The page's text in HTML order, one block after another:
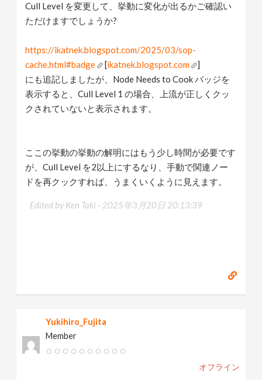
Cull Level を変更して、挙動に変化が出るかご確認い
ただけますでしょうか?
https://ikatnek.blogspot.com/2025/03/sop-
cache.html#badge
[ikatnek.blogspot.com
]
にも追記しましたが、Node Needs to Cook バッジを
表示すると、Cull Level 1 の場合、上流が正しくクッ
クされていないと表示されます。
ここの挙動の挙動の解明にはもう少し時間が必要です
が、Cull Level を2以上にするなり、手動で関連ノー
ドを再クックすれば、うまくいくように見えます。
Edited by Ken Taki - 2025年3月20日 20:13:39
Yukihiro_Fujita
Member
オフライン